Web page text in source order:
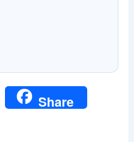
E
m
Share